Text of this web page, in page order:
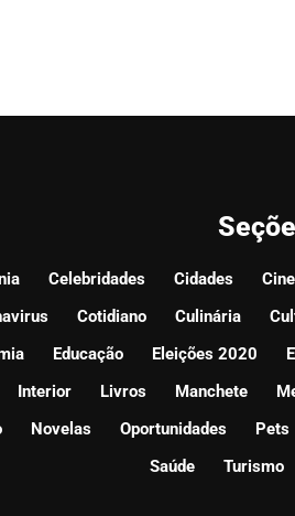
Celebridades Cidades
Cotidiano Culinária
Educação Eleições 2020
Interior Livros Manchete
Novelas Oportunidades Pets
Saúde
Turismo